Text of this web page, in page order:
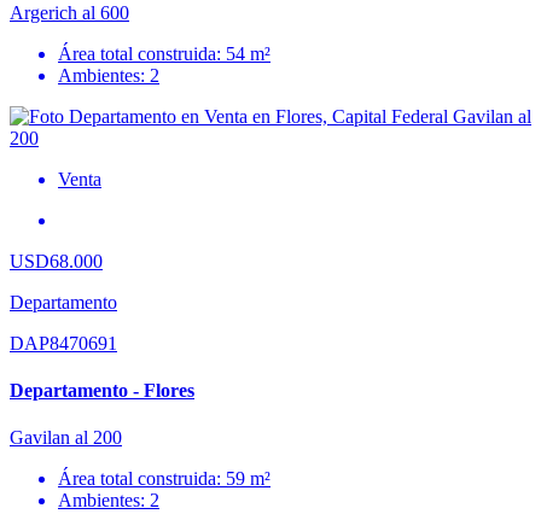
Argerich al 600
Área total construida: 54 m²
Ambientes: 2
Venta
USD68.000
Departamento
DAP8470691
Departamento - Flores
Gavilan al 200
Área total construida: 59 m²
Ambientes: 2